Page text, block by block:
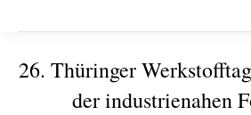
26. Thüringer
der industrienahen